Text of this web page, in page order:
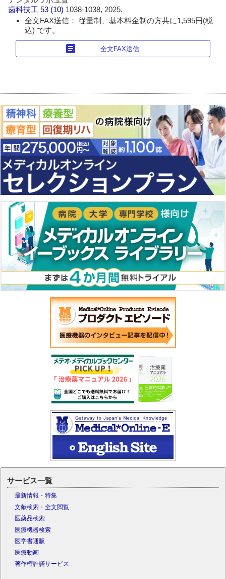
歯科技工 53 (10) 1038-1038, 2025.
全文FAX送信： 従量制、基本料金制の方共に1,595円(税
込) です。
article 全文FAX送信
サービス一覧
最新情報・特集
文献検索・全文閲覧
医薬品検索
医療機器検索
医学書通販
医療動画
著作権許諾サービス